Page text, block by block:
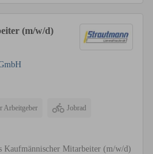
(m/w/d)
Arbeitgeber Jobrad
Kaufmännischer Mitarbeiter (m/w/d)